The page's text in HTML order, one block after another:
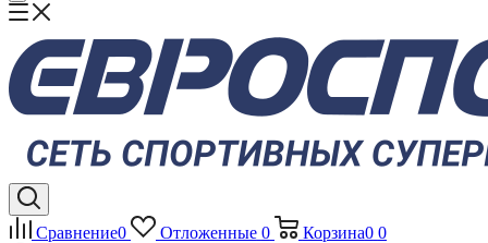
Сравнение0 Отложенные 0 Корзина0 0